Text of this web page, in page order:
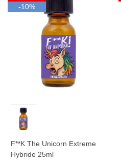
-10%
F**k The Unicorn Extreme
Hybride 25ml